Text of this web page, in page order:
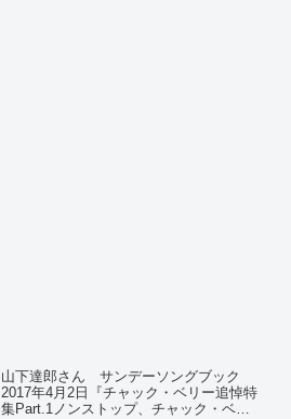
山下達郎さん サンデーソングブック
2017年4月2日『チャック・ベリー追悼特
集Part.1ノンストップ、チャック・ベリ